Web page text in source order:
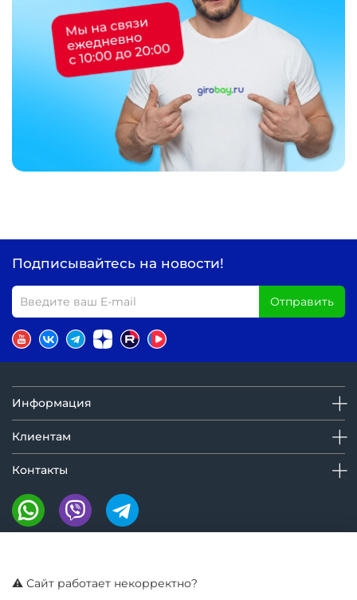
Подписывайтесь на новости!
Отправить
Информация
Клиентам
Контакты
⚠️ Сайт работает некорректно?